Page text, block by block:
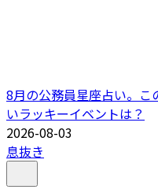
8月の公務員星座占い。こ
いラッキーイベントは？
2026-08-03
息抜き